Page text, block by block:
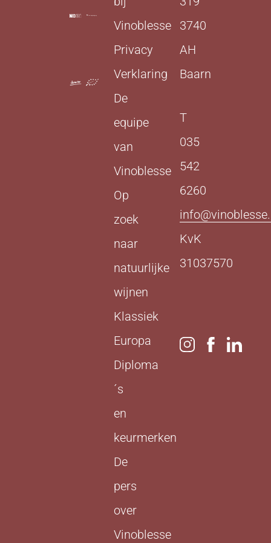
Vinoblesse
Privacy
Verklaring
De
equipe
van
Vinoblesse
Op
zoek
naar
natuurlijke
wijnen
Klassiek
Europa
Diploma
´s
en
keurmerken
De
pers
over
Vinoblesse
3740
AH
Baarn
T
035
542
6260
KvK
31037570